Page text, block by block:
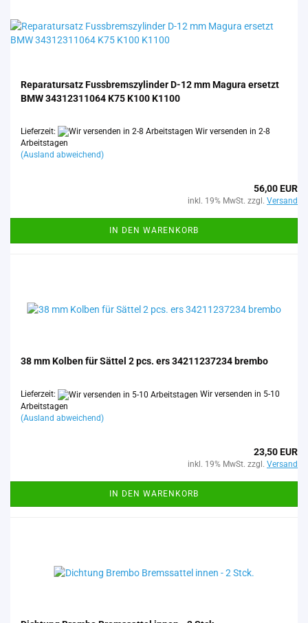
Re­pa­ra­tur­satz Fuss­brems­zy­lin­der D-12 mm Ma­gu­ra er­setzt
BMW 34312311064 K75 K100 K1100
Lieferzeit:
Wir versenden in 2-8
Arbeitstagen
(Ausland abweichend)
56,00 EUR
inkl. 19% MwSt. zzgl. Versand
IN DEN WARENKORB
38 mm Kol­ben für Sät­tel 2 pcs. ers 34211237234 brem­bo
Lieferzeit:
Wir versenden in 5-10
Arbeitstagen
(Ausland abweichend)
23,50 EUR
inkl. 19% MwSt. zzgl. Versand
IN DEN WARENKORB